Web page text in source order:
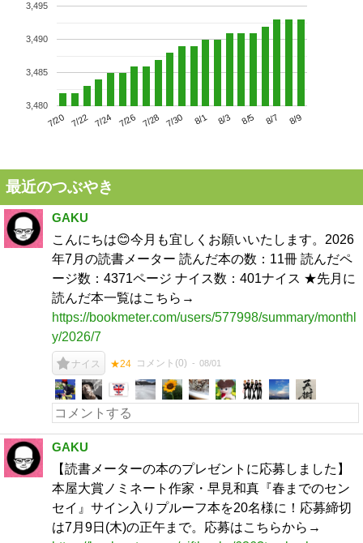
7/20 7/22 7/24 7/26 7/28 7/30 8/1 8/3 8/5 8/7 8/9
3,480
3,485
3,490
3,495
最近のつぶやき
GAKU
こんにちは😊今月も宜しくお願いいたします。2026
年7月の読書メーター 読んだ本の数：11冊 読んだペ
ージ数：4371ページ ナイス数：401ナイス ★先月に
読んだ本一覧はこちら→
https://bookmeter.com/users/577998/summary/monthl
y/2026/7
ナイス ★24 コメント(0) 08/01
GAKU
【読書メーターの本のプレゼントに応募しました】
本屋大賞ノミネート作家・早見和真『春までのセン
セイ』サイン入りプルーフ本を20名様に！応募締切
は7月9日(木)の正午まで。応募はこちらから→